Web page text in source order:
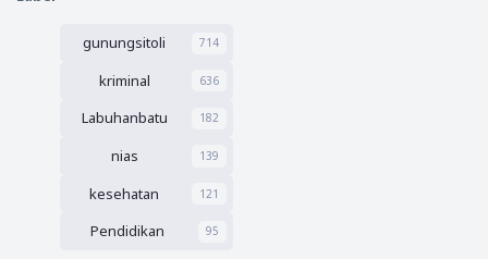
asi
aan
Barang
gunungsitoli 714
kriminal 636
Labuhanbatu 182
nias 139
kesehatan 121
Pendidikan 95